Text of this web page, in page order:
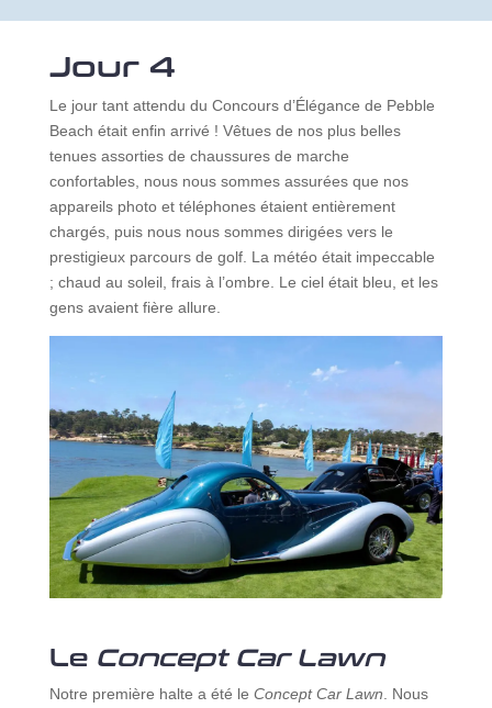
Jour 4
Le jour tant attendu du Concours d’Élégance de Pebble
Beach était enfin arrivé ! Vêtues de nos plus belles
tenues assorties de chaussures de marche
confortables, nous nous sommes assurées que nos
appareils photo et téléphones étaient entièrement
chargés, puis nous nous sommes dirigées vers le
prestigieux parcours de golf. La météo était impeccable
; chaud au soleil, frais à l’ombre. Le ciel était bleu, et les
gens avaient fière allure.
Le Concept Car Lawn
Notre première halte a été le Concept Car Lawn. Nous